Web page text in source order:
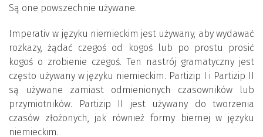
Są one powszechnie używane.
Imperativ w języku niemieckim jest używany, aby wydawać
rozkazy, żądać czegoś od kogoś lub po prostu prosić
kogoś o zrobienie czegoś. Ten nastrój gramatyczny jest
często używany w języku niemieckim. Partizip I i Partizip II
są używane zamiast odmienionych czasowników lub
przymiotników. Partizip II jest używany do tworzenia
czasów złożonych, jak również formy biernej w języku
niemieckim.